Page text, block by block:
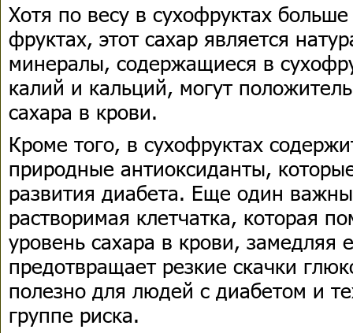
Хотя по весу в сухофруктах
фруктах, этот сахар является
минералы, содержащиеся в
калий и кальций, могут
сахара в крови.
Кроме того, в сухофруктах
природные антиоксиданты,
развития диабета. Еще один
растворимая клетчатка, которая
уровень сахара в крови, замедляя
предотвращает резкие скачки
полезно для людей с диабетом и
группе риска.